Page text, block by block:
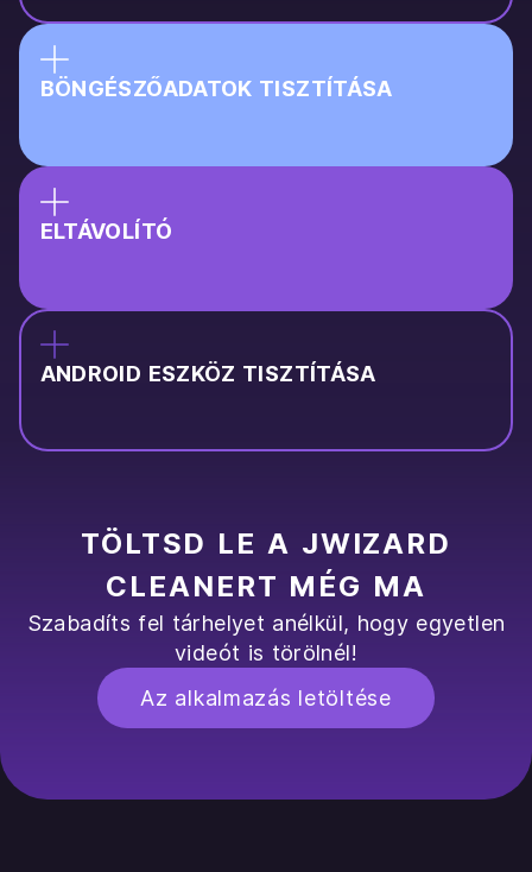
BÖNGÉSZŐADATOK TISZTÍTÁSA
ELTÁVOLÍTÓ
ANDROID ESZKÖZ TISZTÍTÁSA
TÖLTSD LE A JWIZARD
CLEANERT MÉG MA
Szabadíts fel tárhelyet anélkül, hogy egyetlen
videót is törölnél!
Az alkalmazás letöltése